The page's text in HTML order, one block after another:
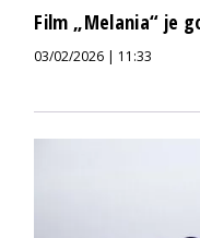
Film „Melania“ je
03/02/2026 | 11:33